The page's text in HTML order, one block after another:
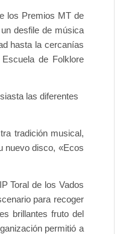
los Premios MT de
desfile de música
hasta la cercanías
de Folklore
las diferentes
tradición musical,
nuevo disco, «Ecos
Toral de los Vados
para recoger
brillantes fruto del
permitió a